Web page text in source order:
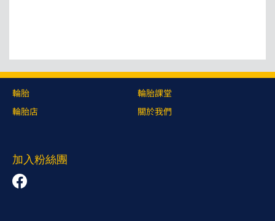
輪胎
輪胎店
輪胎課堂
關於我們
加入粉絲團